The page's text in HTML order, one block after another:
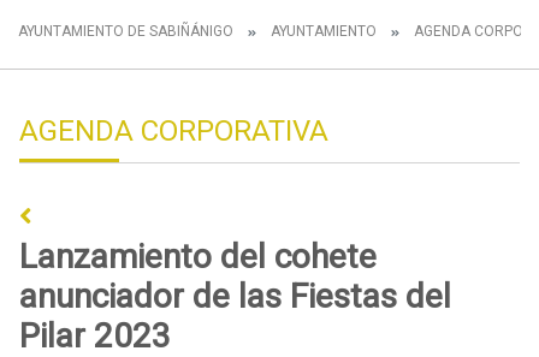
AYUNTAMIENTO DE SABIÑÁNIGO AYUNTAMIENTO AGENDA
AGENDA CORPORATIVA
Lanzamiento del cohete
anunciador de las Fiestas del
Pilar 2023